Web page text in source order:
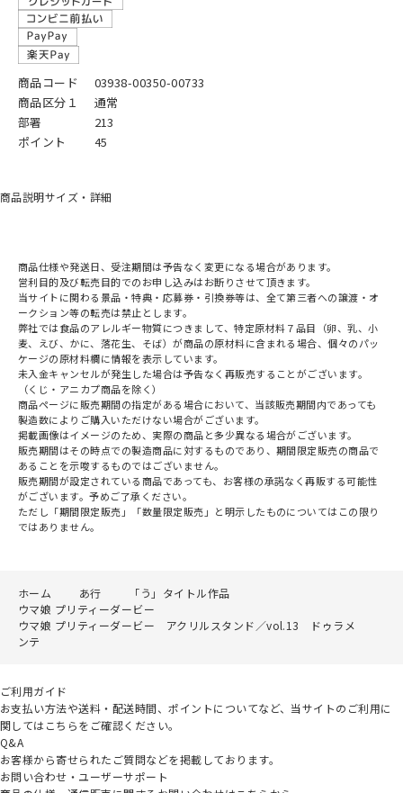
商品コード
03938-00350-00733
商品区分１
通常
部署
213
ポイント
45
商品説明サイズ・詳細
商品仕様や発送日、受注期間は予告なく変更になる場合があります。
営利目的及び転売目的でのお申し込みはお断りさせて頂きます。
当サイトに関わる景品・特典・応募券・引換券等は、全て第三者への譲渡・オ
ークション等の転売は禁止とします。
弊社では食品のアレルギー物質につきまして、特定原材料７品目（卵、乳、小
麦、えび、かに、落花生、そば）が商品の原材料に含まれる場合、個々のパッ
ケージの原材料欄に情報を表示しています。
未入金キャンセルが発生した場合は予告なく再販売することがございます。
（くじ・アニカプ商品を除く）
商品ページに販売期間の指定がある場合において、当該販売期間内であっても
製造数によりご購入いただけない場合がございます。
掲載画像はイメージのため、実際の商品と多少異なる場合がございます。
販売期間はその時点での製造商品に対するものであり、期間限定販売の商品で
あることを示唆するものではございません。
販売期間が設定されている商品であっても、お客様の承諾なく再販する可能性
がございます。予めご了承ください。
ただし「期間限定販売」「数量限定販売」と明示したものについてはこの限り
ではありません。
ホーム あ行
「う」タイトル作品
ウマ娘 プリティーダービー
ウマ娘 プリティーダービー アクリルスタンド／vol.13 ドゥラメ
ンテ
ご利用ガイド
お支払い方法や送料・配送時間、ポイントについてなど、当サイトのご利用に
関してはこちらをご確認ください。
Q&A
お客様から寄せられたご質問などを掲載しております。
お問い合わせ・ユーザーサポート